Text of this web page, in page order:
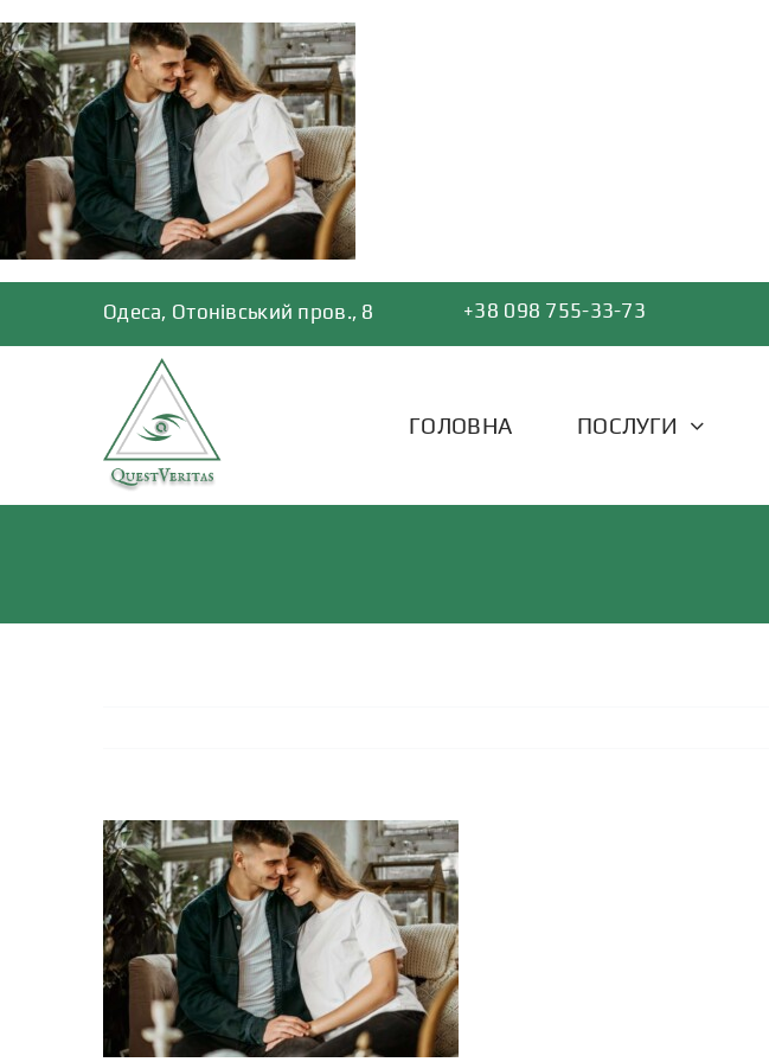
Skip
to
content
Одеса, Отонівський пров., 8 +38 098 755-33-73
ГОЛОВНА ПОСЛУГИ